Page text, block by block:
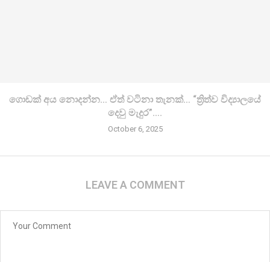
ගොඩක් අය නොදන්න… ඒත් වටිනා තැනක්… “ත්‍රිත්ව විද්‍යාලයේ
දෙවු මැදුර”….
October 6, 2025
LEAVE A COMMENT